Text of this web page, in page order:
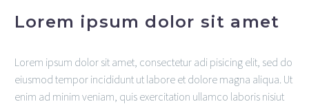
Lorem ipsum dolor sit amet
Lorem ipsum dolor sit amet, consectetur adi pisicing elit, sed do
eiusmod tempor incididunt ut labore et dolore magna aliqua. Ut
enim ad minim veniam, quis exercitation ullamco laboris nisiut